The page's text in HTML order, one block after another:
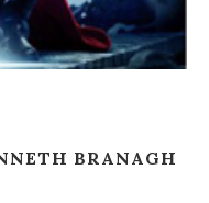
BRANAGH